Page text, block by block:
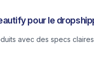
pour le
avec des specs